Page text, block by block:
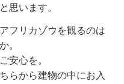
思います。
フリカゾウを観るのは
。
安心を。
らから建物の中にお入